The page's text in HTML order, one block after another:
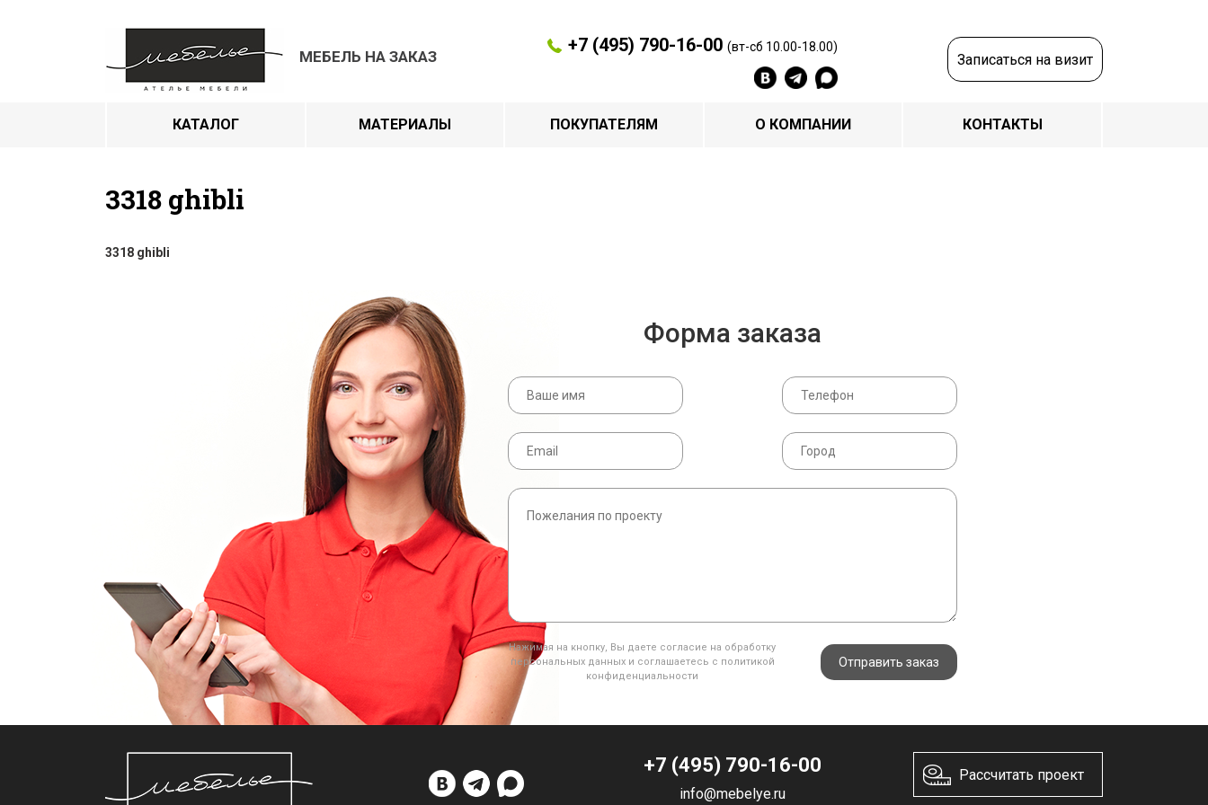
МЕБЕЛЬ НА ЗАКАЗ
+7 (495) 790-16-00 (вт-сб 10.00-18.00)
Записаться на визит
КАТАЛОГ МАТЕРИАЛЫ ПОКУПАТЕЛЯМ О КОМПАНИИ КОНТАКТЫ
3318 ghibli
3318 ghibli
Форма заказа
Нажимая на кнопку, Вы даете согласие на обработку
персональных данных и соглашаетесь с политикой
конфиденциальности
Отправить заказ
+7 (495) 790-16-00
info@mebelye.ru
Рассчитать проект